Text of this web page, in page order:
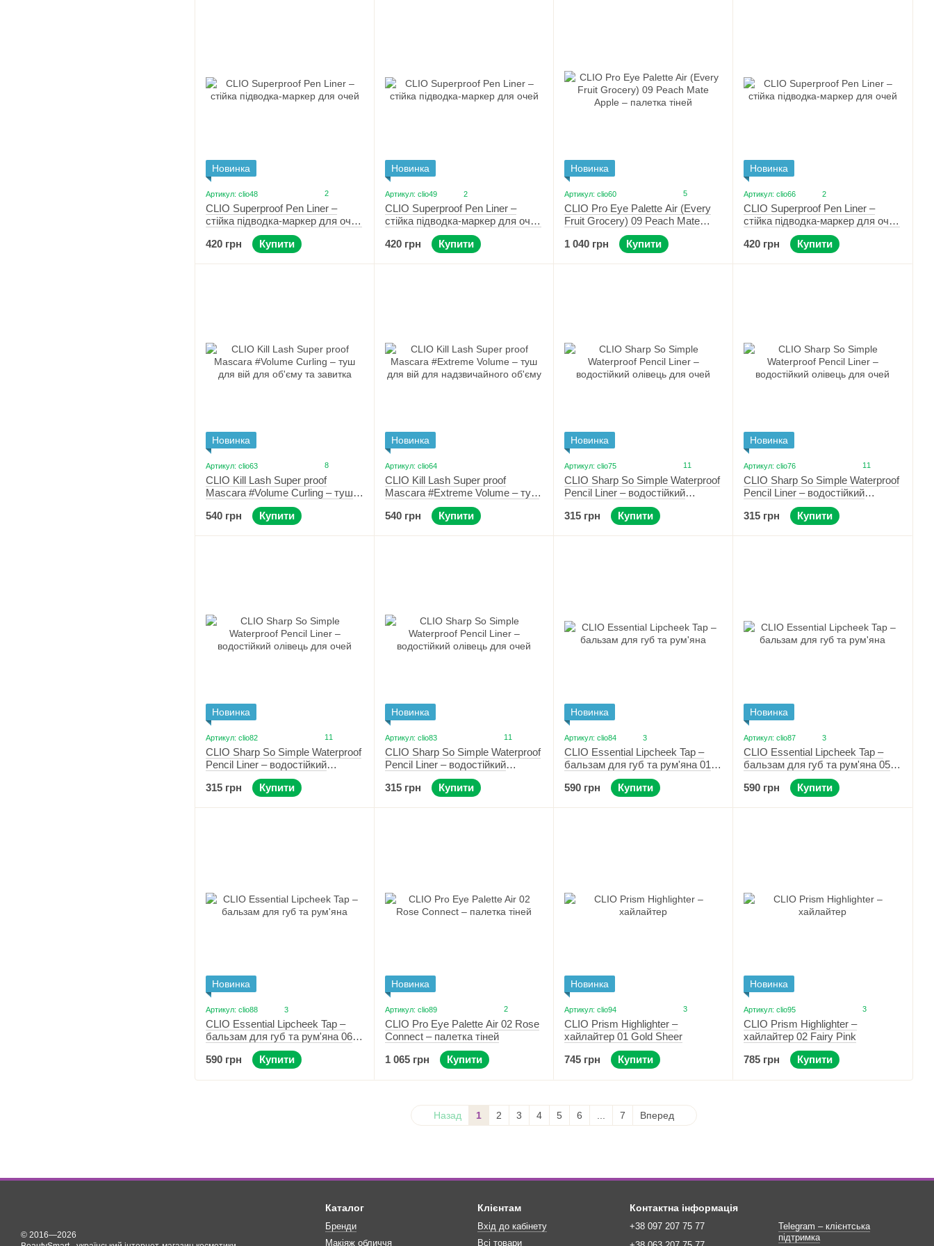
Новинка
Артикул: clio48 2
CLIO Superproof Pen Liner –
стійка підводка-маркер для очей
420 грн
Купити
Новинка
Артикул: clio49 2
CLIO Superproof Pen Liner –
стійка підводка-маркер для очей
03 Cacao Brown
420 грн
Купити
Новинка
Артикул: clio60 5
CLIO Pro Eye Palette Air (Every
Fruit Grocery) 09 Peach Mate
Apple – палетка тіней
1 040 грн
Купити
Новинка
Артикул: clio66 2
CLIO Superproof Pen Liner –
стійка підводка-маркер для очей
420 грн
Купити
Новинка
Артикул: clio63 8
CLIO Kill Lash Super proof
Mascara #Volume Curling – туш
для вій для об'єму та завитка
540 грн
Купити
Новинка
Артикул: clio64
CLIO Kill Lash Super proof
Mascara #Extreme Volume – туш
для вій для надзвичайного
об'єму
540 грн Купити
Новинка
Артикул: clio75 11
CLIO Sharp So Simple Waterproof
Pencil Liner – водостійкий
олівець для очей 002 Brown
315 грн
Купити
Новинка
Артикул: clio76 11
CLIO Sharp So Simple Waterproof
Pencil Liner – водостійкий
олівець для очей 005 Ash Brown
315 грн
Купити
Новинка
Артикул: clio82 11
CLIO Sharp So Simple Waterproof
Pencil Liner – водостійкий
олівець для очей 003 Black
Brown
315 грн Купити
Новинка
Артикул: clio83 11
CLIO Sharp So Simple Waterproof
Pencil Liner – водостійкий
олівець для очей 001 Black
315 грн
Купити
Новинка
Артикул: clio84 3
CLIO Essential Lipcheek Tap –
бальзам для губ та рум'яна 01
Peach Flush
590 грн
Купити
Новинка
Артикул: clio87 3
CLIO Essential Lipcheek Tap –
бальзам для губ та рум'яна 05
Cherry Shower
590 грн
Купити
Новинка
Артикул: clio88 3
CLIO Essential Lipcheek Tap –
бальзам для губ та рум'яна 06
Apple Garden
590 грн
Купити
Новинка
Артикул: clio89 2
CLIO Pro Eye Palette Air 02 Rose
Connect – палетка тіней
1 065 грн
Купити
Новинка
Артикул: clio94 3
CLIO Prism Highlighter –
хайлайтер 01 Gold Sheer
745 грн
Купити
Новинка
Артикул: clio95 3
CLIO Prism Highlighter –
хайлайтер 02 Fairy Pink
785 грн
Купити
Назад 1 2 3 4 5 6 ... 7 Вперед
© 2016—2026
Каталог
Бренди
Макіяж обличчя
Клієнтам
Вхід до кабінету
Всі товари
Контактна інформація
+38 097 207 75 77
Telegram – клієнтська
підтримка